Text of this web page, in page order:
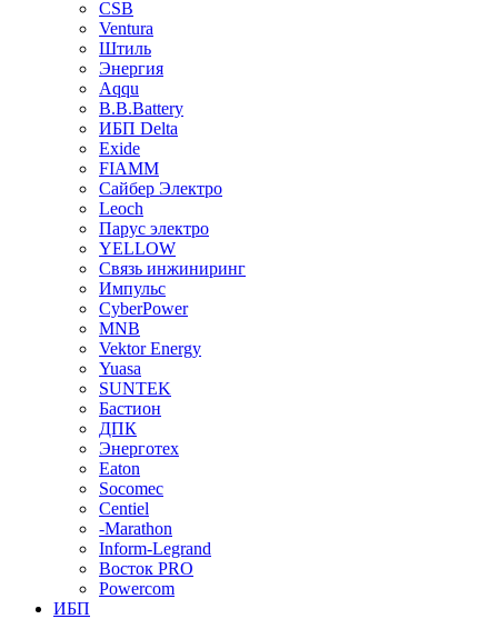
CSB
Ventura
Штиль
Энергия
Aqqu
B.B.Bаttery
ИБП Delta
Exide
FIAMM
Сайбер Электро
Leoch
Парус электро
YELLOW
Связь инжиниринг
Импульс
CyberPower
MNB
Vektor Energy
Yuasa
SUNTEK
Бастион
ДПК
Энерготех
Eaton
Socomec
Centiel
-Marathon
Inform-Legrand
Восток PRO
Powercom
ИБП